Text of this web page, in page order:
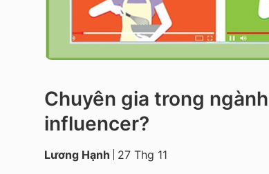
Chuyên gia trong
influencer?
Lương Hạnh 27 Thg 11